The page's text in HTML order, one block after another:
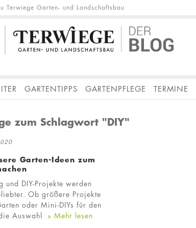
Terwiege Garten- und Landschaftsbau
GARTENTIPPS GARTENPFLEGE TERMINE
zum Schlagwort "DIY"
Garten-Ideen zum
und DIY-Projekte werden
Ob größere Projekte
oder Mini-DIYs für den
Auswahl
» Mehr lesen